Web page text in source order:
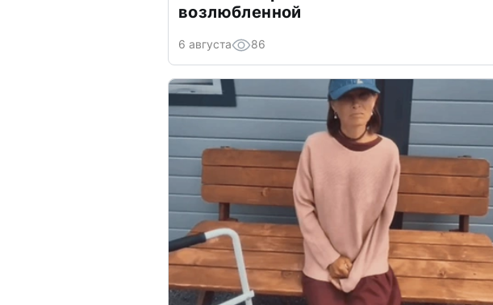
возлюбленной
6 августа 86